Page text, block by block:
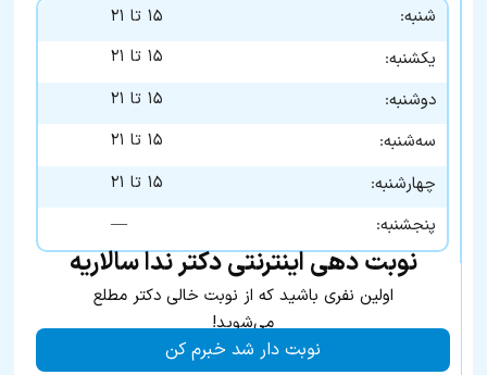
شنبه:
۱۵ تا ۲۱
یکشنبه:
۱۵ تا ۲۱
دوشنبه:
۱۵ تا ۲۱
سه‌شنبه:
۱۵ تا ۲۱
چهارشنبه:
۱۵ تا ۲۱
پنجشنبه:
—
نوبت دهی اینترنتی دکتر ندا سالاریه
اولین نفری باشید که از نوبت خالی دکتر مطلع
می‌شوید!
نوبت دار شد خبرم کن